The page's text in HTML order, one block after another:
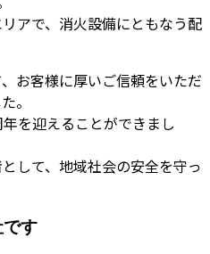
アで、消火設備にともなう配
お客様に厚いご信頼をいただ
。
を迎えることができまし
して、地域社会の安全を守っ
す